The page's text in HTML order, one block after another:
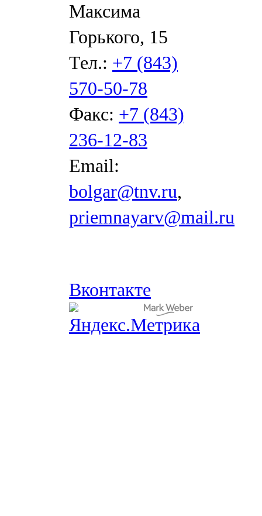
Максима
Горького, 15
Тел.: +7 (843)
570-50-78
Факс: +7 (843)
236-12-83
Email:
bolgar@tnv.ru,
priemnayarv@mail.ru
Вконтакте